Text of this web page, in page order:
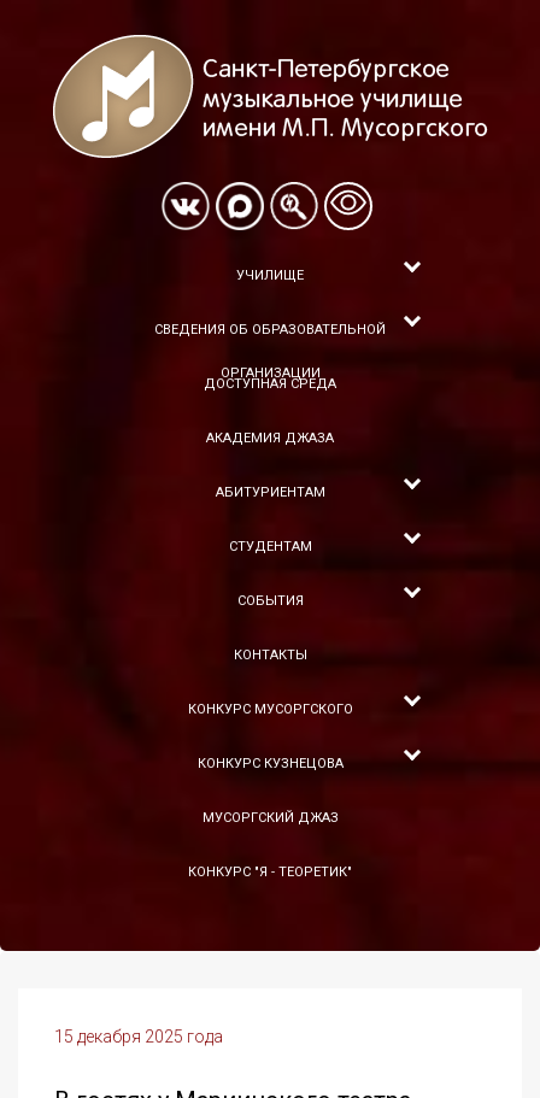
УЧИЛИЩЕ
СВЕДЕНИЯ ОБ ОБРАЗОВАТЕЛЬНОЙ
ОРГАНИЗАЦИИ
ДОСТУПНАЯ СРЕДА
АКАДЕМИЯ ДЖАЗА
АБИТУРИЕНТАМ
СТУДЕНТАМ
СОБЫТИЯ
КОНТАКТЫ
КОНКУРС МУСОРГСКОГО
КОНКУРС КУЗНЕЦОВА
МУСОРГСКИЙ ДЖАЗ
КОНКУРС "Я - ТЕОРЕТИК"
15 декабря 2025 года